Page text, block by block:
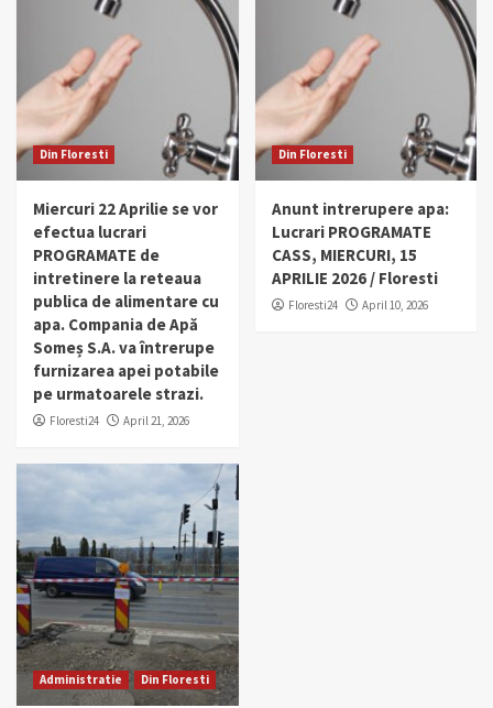
Din Floresti
Miercuri 22 Aprilie se vor
efectua lucrari
PROGRAMATE de
intretinere la reteaua
publica de alimentare cu
apa. Compania de Apă
Someș S.A. va întrerupe
furnizarea apei potabile
pe urmatoarele strazi.
Floresti24 April 21, 2026
Din Floresti
Anunt intrerupere apa:
Lucrari PROGRAMATE
CASS, MIERCURI, 15
APRILIE 2026 / Floresti
Floresti24 April 10, 2026
Administratie Din Floresti